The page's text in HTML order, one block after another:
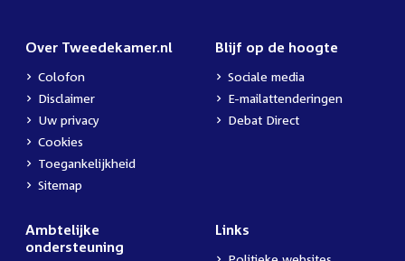
Over Tweedekamer.nl
Colofon
Disclaimer
Uw privacy
Cookies
Toegankelijkheid
Sitemap
Blijf op de hoogte
Sociale media
E-mailattenderingen
Debat Direct
Ambtelijke
ondersteuning
Links